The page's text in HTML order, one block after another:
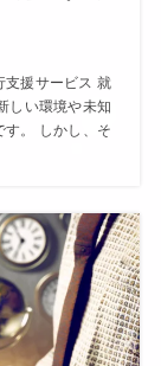
支援サービス 就
しい環境や未知
す。 しかし、そ